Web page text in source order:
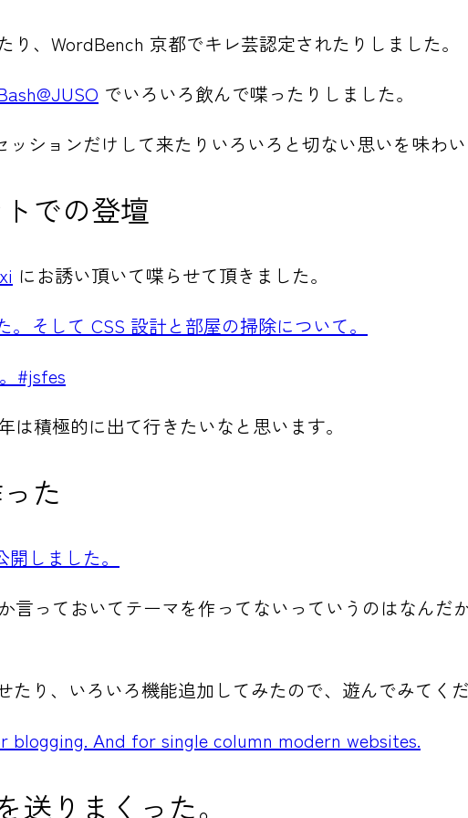
り、WordBench 京都でキレ芸認定されたりしました。
でいろいろ飲んで喋ったりしました。
ッションだけして来たりいろいろと切ない思いを味わ
での登壇
にお誘い頂いて喋らせて頂きました。
そして CSS 設計と部屋の掃除について。
#jsfes
積極的に出て行きたいなと思います。
た
しました。
言っておいてテーマを作ってないっていうのはなん
たり、いろいろ機能追加してみたので、遊んでみてく
And for single column modern websites.
送りまくった。